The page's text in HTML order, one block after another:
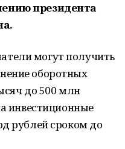
президента
могут получить
оборотных
до 500 млн
инвестиционные
рублей сроком до